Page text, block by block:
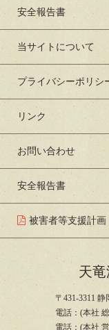
安全報告書
当サイトについて
プライバシーポリシ
リンク
お問い合わせ
安全報告書
被害者等支援計画
天
〒431-3311
電話：(本社
電話：(本社